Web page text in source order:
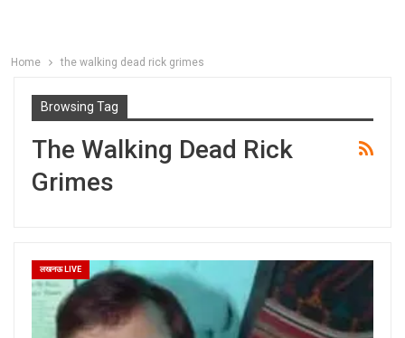
Home the walking dead rick grimes
Browsing Tag
The Walking Dead Rick
Grimes
लखनऊ LIVE